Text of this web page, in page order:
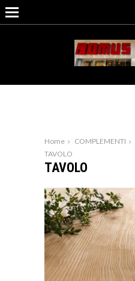
Home COMPLEMENTI
TAVOLO
TAVOLO